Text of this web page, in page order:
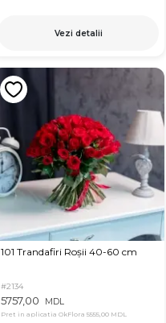
Vezi detalii
101 Trandafiri Roșii 40-60 cm
#2134
5757,00 MDL
Pret in aplicatia OkFlora 5555,00 MDL